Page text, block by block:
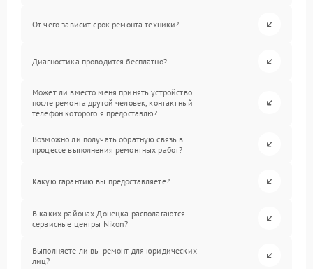
От чего зависит срок ремонта техники?
Диагностика проводится бесплатно?
Может ли вместо меня принять устройство
после ремонта другой человек, контактный
телефон которого я предоставлю?
Возможно ли получать обратную связь в
процессе выполнения ремонтных работ?
Какую гарантию вы предоставляете?
В каких районах Донецка располагаются
сервисные центры Nikon?
Выполняете ли вы ремонт для юридических
лиц?